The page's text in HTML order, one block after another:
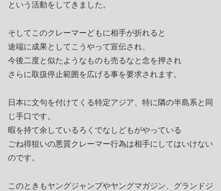
という活動をしてきました。
そしてこのクレーマーどもに相手が折れると
途端に成果としてこうやって宣伝され、
今後二度と似たようなものも売るなと念を押され
さらに取扱停止範囲を広げる事を要求されます。
日本に文句を付けてくる特定アジア、特に隣の半島系と同
じ手口です。
暇を持て余しているろくでなしどもがやっている
ごね得狙いの悪質クレーマー行為は相手にしてはいけない
のです。
このときもヤングジャンプやヤングマガジン、グランドジ